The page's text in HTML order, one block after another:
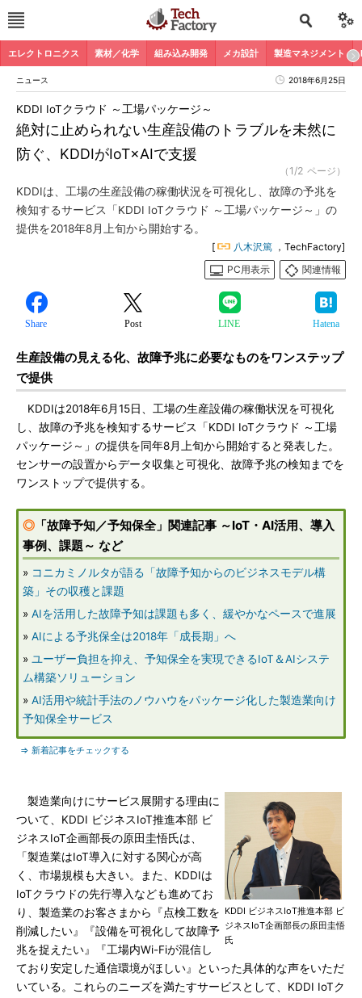
エレクトロニクス 素材／化学 組み込み開発 メカ設計 製造マネジメント
ニュース 2018年6月25日
絶対に止められない生産設備のトラブルを未然に
防ぐ、KDDIがIoT×AIで支援
KDDI IoTクラウド ～工場パッケージ～
（1/2 ページ）
KDDIは、工場の生産設備の稼働状況を可視化し、故障の予兆を
検知するサービス「KDDI IoTクラウド ～工場パッケージ～」の
提供を2018年8月上旬から開始する。
[ 八木沢篤 ，TechFactory]
PC用表示
関連情報
Share Post LINE Hatena
生産設備の見える化、故障予兆に必要なものをワンステップ
で提供
KDDIは2018年6月15日、工場の生産設備の稼働状況を可視化
し、故障の予兆を検知するサービス「KDDI IoTクラウド ～工場
パッケージ～」の提供を同年8月上旬から開始すると発表した。
センサーの設置からデータ収集と可視化、故障予兆の検知までを
ワンストップで提供する。
◎ 「故障予知／予知保全」関連記事 ～IoT・AI活用、導入
事例、課題～ など
» コニカミノルタが語る「故障予知からのビジネスモデル構
築」その収穫と課題
» AIを活用した故障予知は課題も多く、緩やかなペースで進展
» AIによる予兆保全は2018年「成長期」へ
» ユーザー負担を抑え、予知保全を実現できるIoT＆AIシステ
ム構築ソリューション
» AI活用や統計手法のノウハウをパッケージ化した製造業向け
予知保全サービス
⇒ 新着記事をチェックする
KDDI ビジネスIoT推進本部 ビ
ジネスIoT企画部長の原田圭悟
氏
製造業向けにサービス展開する理由に
ついて、KDDI ビジネスIoT推進本部 ビ
ジネスIoT企画部長の原田圭悟氏は、
「製造業はIoT導入に対する関心が高
く、市場規模も大きい。また、KDDIは
IoTクラウドの先行導入なども進めてお
り、製造業のお客さまから『点検工数を
削減したい』『設備を可視化して故障予
兆を捉えたい』『工場内Wi-Fiが混信し
ており安定した通信環境がほしい』といった具体的な声をいただ
いている。これらのニーズを満たすサービスとして、KDDI IoTク